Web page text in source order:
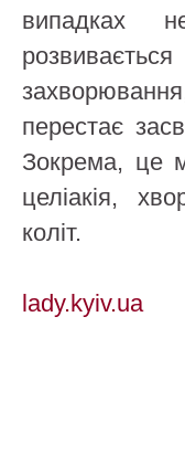
випадках
перестає
Зокрема, це
целіакія,
коліт.
lady.kyiv.ua